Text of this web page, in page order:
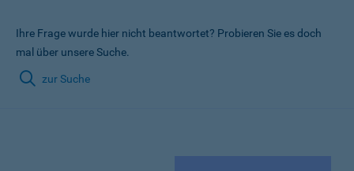
Ihre Frage wurde hier nicht beantwortet? Probieren Sie es doch
mal über unsere Suche.
zur Suche